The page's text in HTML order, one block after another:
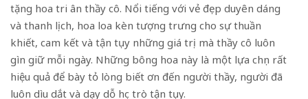
tặng hoa tri ân thầy cô. Nổi tiếng với vẻ đẹp duyên dáng
và thanh lịch, hoa loa kèn tượng trưng cho sự thuần
khiết, cam kết và tận tụy những giá trị mà thầy cô luôn
gìn giữ mỗi ngày. Những bông hoa này là một lựa chọn rất
hiệu quả để bày tỏ lòng biết ơn đến người thầy, người đã
luôn dìu dắt và dạy dỗ học trò tận tụy.